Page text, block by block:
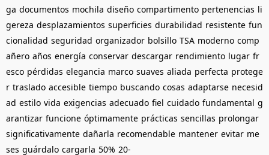
ga documentos mochila diseño compartimento pertenencias li
gereza desplazamientos superficies durabilidad resistente fun
cionalidad seguridad organizador bolsillo TSA moderno comp
añero años energía conservar descargar rendimiento lugar fr
esco pérdidas elegancia marco suaves aliada perfecta protege
r traslado accesible tiempo buscando cosas adaptarse necesid
ad estilo vida exigencias adecuado fiel cuidado fundamental g
arantizar funcione óptimamente prácticas sencillas prolongar
significativamente dañarla recomendable mantener evitar me
ses guárdalo cargarla 50% 20-